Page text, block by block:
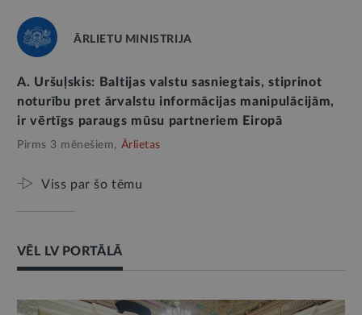
ĀRLIETU MINISTRIJA
A. Uršuļskis: Baltijas valstu sasniegtais, stiprinot
noturību pret ārvalstu informācijas manipulācijām,
ir vērtīgs paraugs mūsu partneriem Eiropā
Pirms 3 mēnešiem, Ārlietas
Viss par šo tēmu
VĒL LV PORTĀLĀ